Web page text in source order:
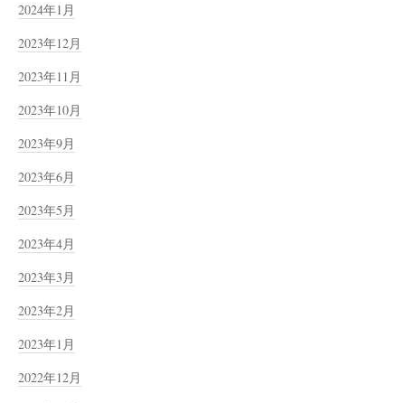
2024年1月
2023年12月
2023年11月
2023年10月
2023年9月
2023年6月
2023年5月
2023年4月
2023年3月
2023年2月
2023年1月
2022年12月